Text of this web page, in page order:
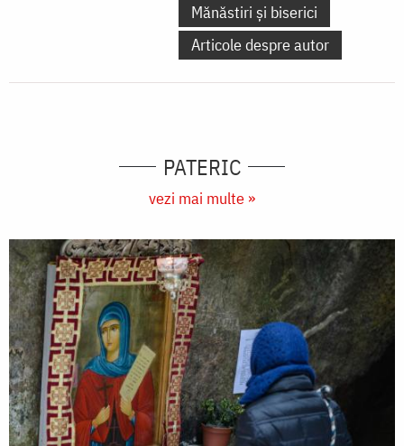
Mănăstiri și biserici
Articole despre autor
PATERIC
vezi mai multe »